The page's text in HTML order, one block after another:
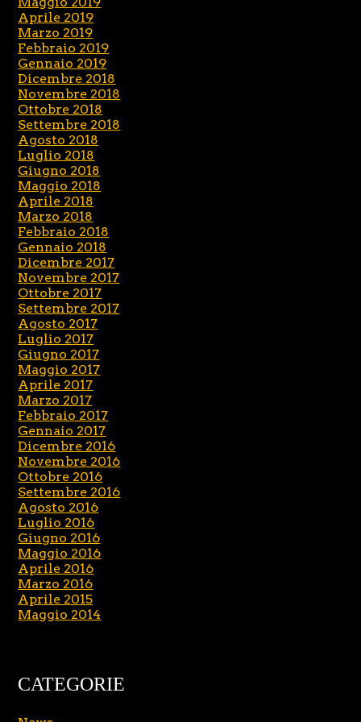
Aprile 2019
Marzo 2019
Febbraio 2019
Gennaio 2019
Dicembre 2018
Novembre 2018
Ottobre 2018
Settembre 2018
Agosto 2018
Luglio 2018
Giugno 2018
Maggio 2018
Aprile 2018
Marzo 2018
Febbraio 2018
Gennaio 2018
Dicembre 2017
Novembre 2017
Ottobre 2017
Settembre 2017
Agosto 2017
Luglio 2017
Giugno 2017
Maggio 2017
Aprile 2017
Marzo 2017
Febbraio 2017
Gennaio 2017
Dicembre 2016
Novembre 2016
Ottobre 2016
Settembre 2016
Agosto 2016
Luglio 2016
Giugno 2016
Maggio 2016
Aprile 2016
Marzo 2016
Aprile 2015
Maggio 2014
CATEGORIE